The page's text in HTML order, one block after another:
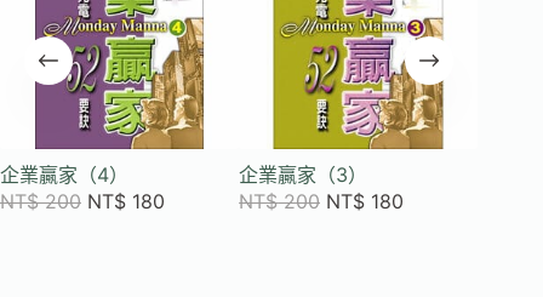
企業贏家（4）
NT$200 NT$ 180
企業贏家（3）
NT$200 NT$ 180